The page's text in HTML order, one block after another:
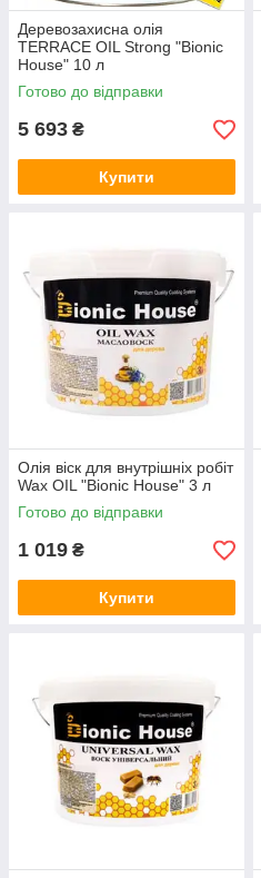
Деревозахисна олія
TERRACE OIL Strong "Bionic
House" 10 л
Готово до відправки
5 693 ₴
Купити
Олія віск для внутрішніх робіт
Wax OIL "Bionic House" 3 л
Готово до відправки
1 019 ₴
Купити